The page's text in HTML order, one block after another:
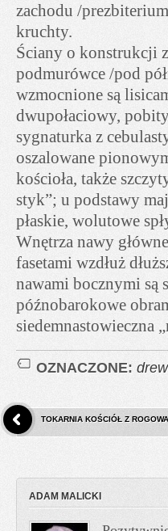
zachodu /
kruchty.
Ściany o konstrukcji
podmurówce /pod
wzmocnione są
dwupołaciowy,
sygnaturka z
oszalowane
kościoła, także
styk”; u podstawy
płaskie, wolutowe
Wnętrza nawy
fasetami wzdłuż
nawami bocznymi są
późnobarokowe
siedemnastowieczna
OZNACZONE:
TOKARNIA KOŚCIÓŁ Z
ADAM MALICKI